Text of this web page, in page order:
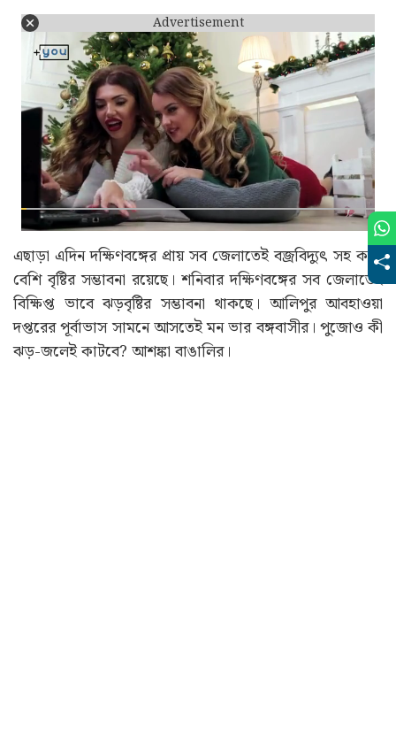
Advertisement
এছাড়া এদিন দক্ষিণবঙ্গের প্রায় সব জেলাতেই বজ্রবিদ্যুৎ সহ কম-
বেশি বৃষ্টির সম্ভাবনা রয়েছে। শনিবার দক্ষিণবঙ্গের সব জেলাতেই
বিক্ষিপ্ত ভাবে ঝড়বৃষ্টির সম্ভাবনা থাকছে। আলিপুর আবহাওয়া
দপ্তরের পূর্বাভাস সামনে আসতেই মন ভার বঙ্গবাসীর। পুজোও কী
ঝড়-জলেই কাটবে? আশঙ্কা বাঙালির।